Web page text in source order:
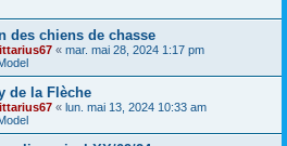
des chiens de chasse
« mar. mai 28, 2024 1:17 pm
de la Flèche
« lun. mai 13, 2024 10:33 am